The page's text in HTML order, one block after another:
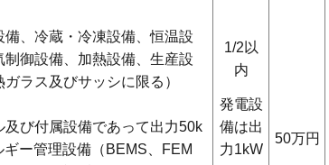
、冷蔵・冷凍設備、恒温設
御設備、加熱設備、生産設
ラス及びサッシに限る）
び付属設備であって出力50k
ー管理設備（BEMS、FEM
1/2以
内
発電設
備は出
力1kW
50万円